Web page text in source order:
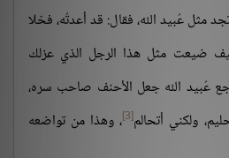
مثل عُبيد الله، فقال: قد أعدتُه، فخلا
كيف ضيعت مثل هذا الرجل الذي عزلك
عُبيد الله جعل الأحنف صاحب سره،
ولكني أتحالم[3] ، وهذا من تواضعه